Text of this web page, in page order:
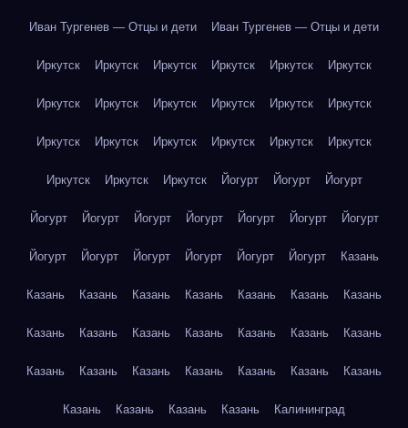
Иван Тургенев — Отцы и дети Иван Тургенев — Отцы и дети
Иркутск Иркутск Иркутск Иркутск Иркутск Иркутск
Иркутск Иркутск Иркутск Иркутск Иркутск Иркутск
Иркутск Иркутск Иркутск Иркутск Иркутск Иркутск
Иркутск Иркутск Иркутск Йогурт Йогурт Йогурт
Йогурт Йогурт Йогурт Йогурт Йогурт Йогурт Йогурт
Йогурт Йогурт Йогурт Йогурт Йогурт Йогурт Казань
Казань Казань Казань Казань Казань Казань Казань
Казань Казань Казань Казань Казань Казань Казань
Казань Казань Казань Казань Казань Казань Казань
Казань Казань Казань Казань Калининград